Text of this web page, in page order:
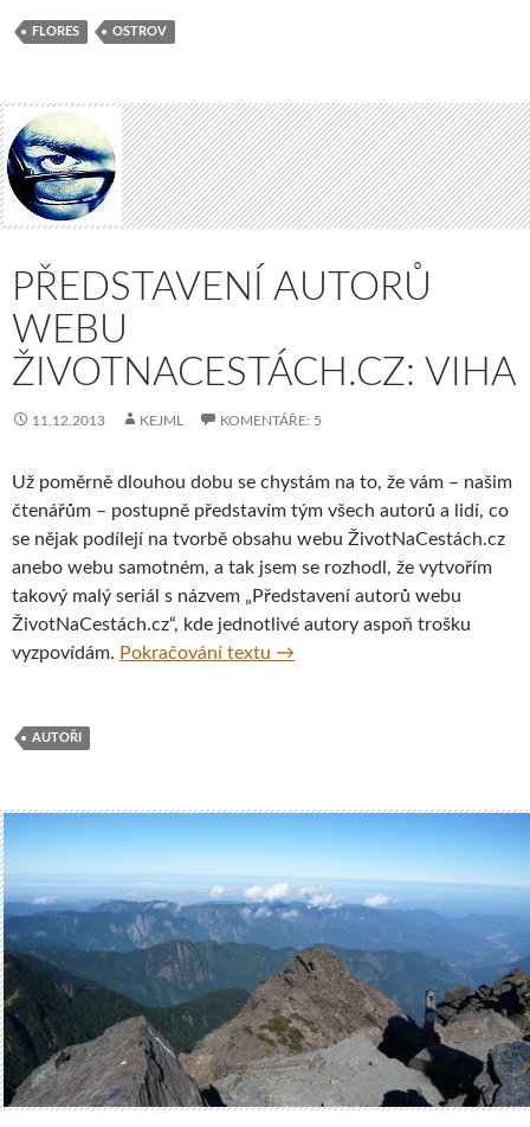
FLORES OSTROV
PŘEDSTAVENÍ AUTORŮ
WEBU
ŽIVOTNACESTÁCH.CZ: VIHA
11.12.2013 KEJML KOMENTÁŘE: 5
Už poměrně dlouhou dobu se chystám na to, že vám – našim
čtenářům – postupně představím tým všech autorů a lidí, co
se nějak podílejí na tvorbě obsahu webu ŽivotNaCestách.cz
anebo webu samotném, a tak jsem se rozhodl, že vytvořím
takový malý seriál s názvem „Představení autorů webu
ŽivotNaCestách.cz“, kde jednotlivé autory aspoň trošku
vyzpovídám. Pokračování textu Představení autorů webu
→
AUTOŘI